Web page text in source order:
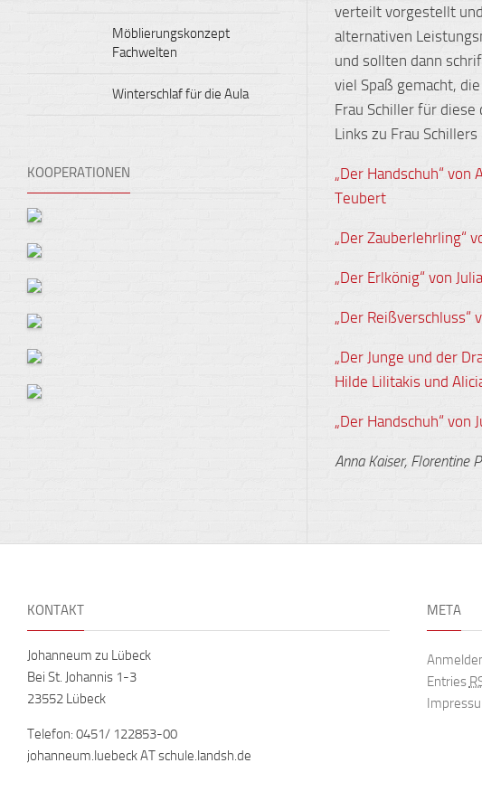
verteilt vorgestellt
alternativen
und sollten dann
viel Spaß gemacht,
Frau Schiller für
Links zu Frau
„Der Handschuh“ von
Teubert
„Der Zauberlehrling“
„Der Erlkönig“ von
„Der Reißverschluss“
„Der Junge und der
Hilde Lilitakis und
„Der Handschuh“ von
Anna Kaiser, Florentine
Möblierungskonzept
Fachwelten
Winterschlaf für die Aula
KOOPERATIONEN
KONTAKT
Johanneum zu Lübeck
Bei St. Johannis 1-3
23552 Lübeck
Telefon: 0451/ 122853-00
johanneum.luebeck AT schule.landsh.de
META
Entries